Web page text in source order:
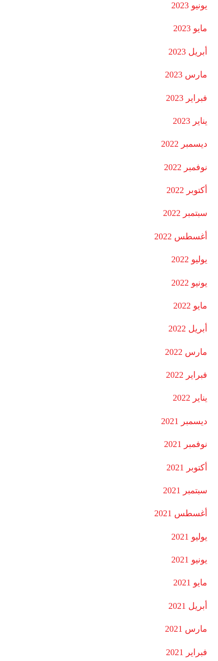
يونيو 2023
مايو 2023
أبريل 2023
مارس 2023
فبراير 2023
يناير 2023
ديسمبر 2022
نوفمبر 2022
أكتوبر 2022
سبتمبر 2022
أغسطس 2022
يوليو 2022
يونيو 2022
مايو 2022
أبريل 2022
مارس 2022
فبراير 2022
يناير 2022
ديسمبر 2021
نوفمبر 2021
أكتوبر 2021
سبتمبر 2021
أغسطس 2021
يوليو 2021
يونيو 2021
مايو 2021
أبريل 2021
مارس 2021
فبراير 2021